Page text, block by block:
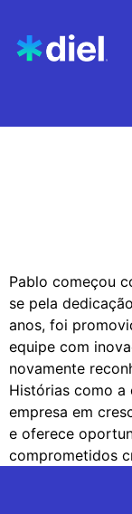
Pablo começou
se pela
anos, foi
equipe com
novamente
Histórias como a
empresa em
e oferece
comprometidos